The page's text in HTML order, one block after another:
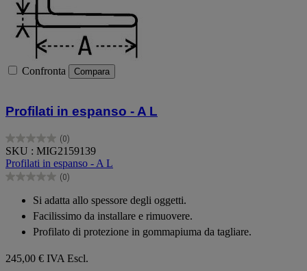
Confronta Compara
Profilati in espanso - A L
(0)
0.0
su
5
stelle.
SKU : MIG2159139
Profilati in espanso - A L
(0)
0.0
stelle.
Si adatta allo spessore degli oggetti.
Facilissimo da installare e rimuovere.
Profilato di protezione in gommapiuma da tagliare.
245,00 € IVA Escl.